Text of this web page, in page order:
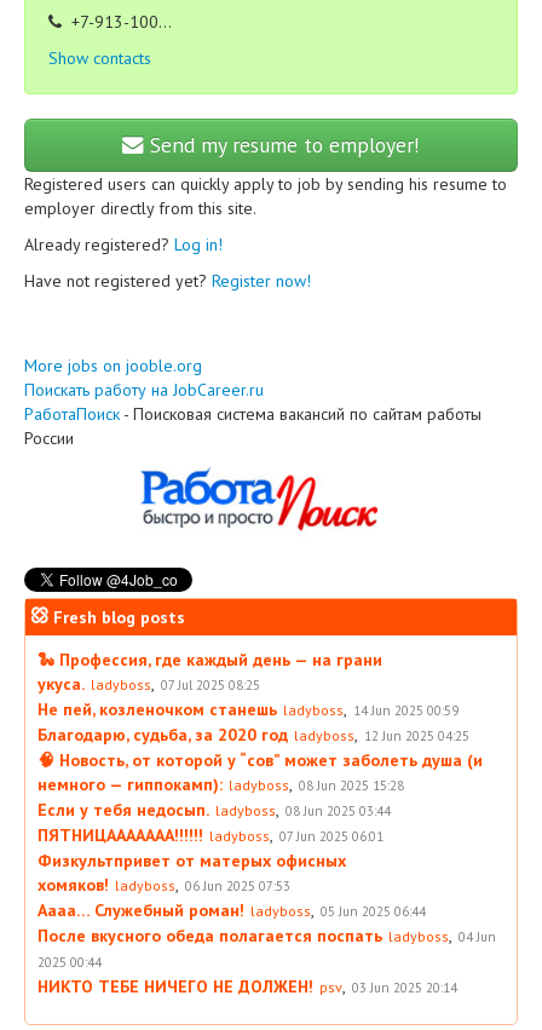
+7-913-100...
Show contacts
Send my resume to employer!
Registered users can quickly apply to job by sending his resume to
employer directly from this site.
Already registered? Log in!
Have not registered yet? Register now!
More jobs on jooble.org
Поискать работу на JobCareer.ru
РаботаПоиск - Поисковая система вакансий по сайтам работы
России
Fresh blog posts
🐍 Профессия, где каждый день — на грани
укуса. ladyboss 07 Jul 2025 08:25
Не пей, козленочком станешь ladyboss 14 Jun 2025 00:59
Благодарю, судьба, за 2020 год ladyboss 12 Jun 2025 04:25
🧠 Новость, от которой у “сов” может заболеть душа (и
немного — гиппокамп): ladyboss 08 Jun 2025 15:28
Если у тебя недосып. ladyboss 08 Jun 2025 03:44
ПЯТНИЦААААААА!!!!!! ladyboss 07 Jun 2025 06:01
Физкультпривет от матерых офисных
хомяков! ladyboss 06 Jun 2025 07:53
Аааа… Служебный роман! ladyboss 05 Jun 2025 06:44
После вкусного обеда полагается поспать ladyboss
04 Jun
2025 00:44
НИКТО ТЕБЕ НИЧЕГО НЕ ДОЛЖЕН! psv 03 Jun 2025 20:14